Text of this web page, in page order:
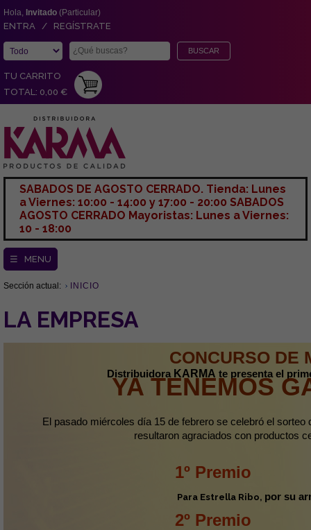
Hola, Invitado (Particular)
ENTRA / REGÍSTRATE
TU CARRITO
TOTAL: 0,00 €
SABADOS DE AGOSTO CERRADO. Tienda: Lunes
a Viernes: 10:00 - 14:00 y 17:00 - 20:00 SABADOS
AGOSTO CERRADO Mayoristas: Lunes a Viernes:
10 - 18:00
☰ MENU
Sección actual: INICIO
LA EMPRESA
CONCURSO DE
Distribuidora KARMA te presenta el
YA TENEMOS
El pasado miércoles día 15 de febrero se celebró el sorteo
resultaron agraciados con productos
1º Premio
Para Estrella Ribo, por su
2º Premio